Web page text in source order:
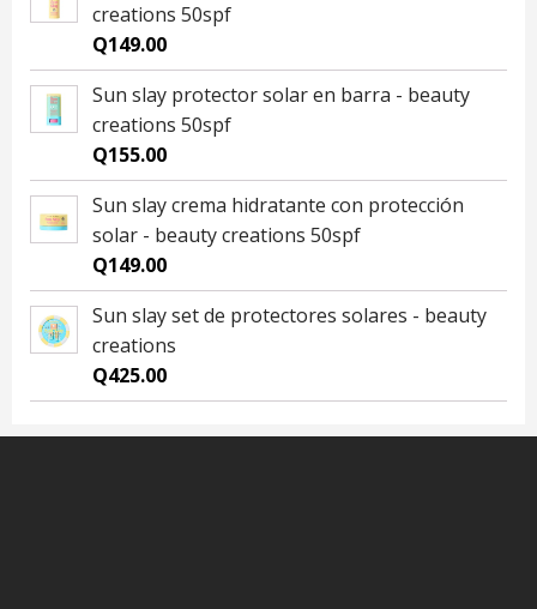
creations 50spf
Q149.00
Sun slay protector solar en barra - beauty
creations 50spf
Q155.00
Sun slay crema hidratante con protección
solar - beauty creations 50spf
Q149.00
Sun slay set de protectores solares - beauty
creations
Q425.00